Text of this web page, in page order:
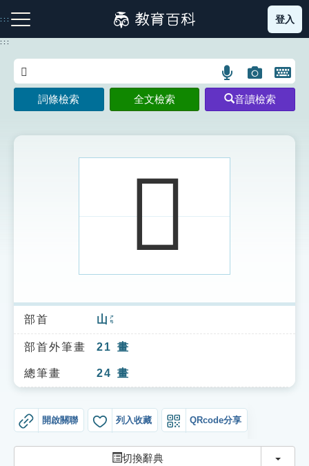
到
主
:::
注音索引圖示 筆畫索引圖示 部首索引表圖示
索引選單
知識索引
單字索引
登入
:::
語
言
搜
示
圖
片
搜
開
鍵
圖
詞條檢索 全文檢索 音讀檢索
𡿖
部首 山 ㄕㄢ
部首外筆畫 21 畫
總筆畫 24 畫
開啟關聯 列入收藏 QRcode分享
切換辭典 切換